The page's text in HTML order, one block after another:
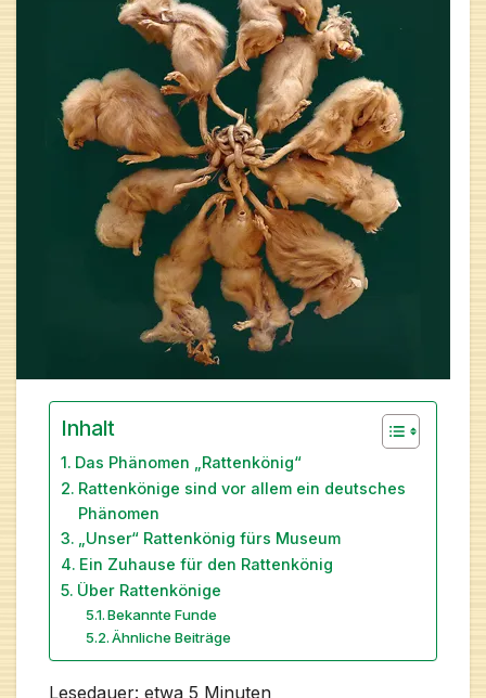
Inhalt
Das Phänomen „Rattenkönig“
Rattenkönige sind vor allem ein deutsches
Phänomen
„Unser“ Rattenkönig fürs Museum
Ein Zuhause für den Rattenkönig
Über Rattenkönige
Bekannte Funde
Ähnliche Beiträge
Lesedauer: etwa 5 Minuten